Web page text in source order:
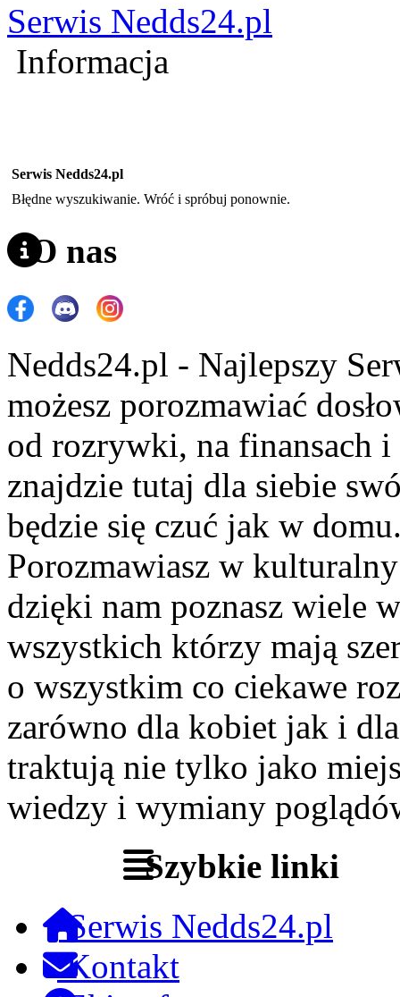
Serwis Nedds24.pl
Informacja
Serwis Nedds24.pl
Błędne wyszukiwanie. Wróć i spróbuj ponownie.
O nas
Nedds24.pl - Najlepszy
możesz porozmawiać
od rozrywki, na finansach
znajdzie tutaj dla siebie
będzie się czuć jak w
Porozmawiasz w
dzięki nam poznasz wiele
wszystkich którzy mają
o wszystkim co ciekawe
zarówno dla kobiet jak i
traktują nie tylko jako
wiedzy i wymiany
Szybkie linki
Serwis Nedds24.pl
Kontakt